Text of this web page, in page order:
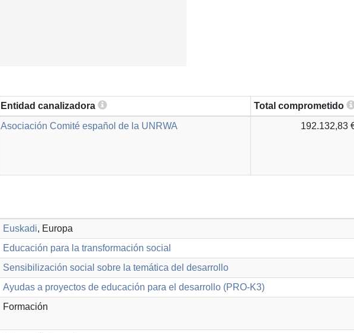
Entidad canalizadora Total comprometido
Asociación Comité español de la UNRWA 192.132,83
Euskadi, Europa
Educación para la transformación social
Sensibilización social sobre la temática del desarrollo
Ayudas a proyectos de educación para el desarrollo (PRO-K3)
Formación